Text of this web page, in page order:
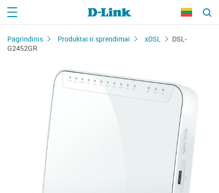
Pagrindinis Produktai ir sprendimai xDSL
DSL-
G2452GR